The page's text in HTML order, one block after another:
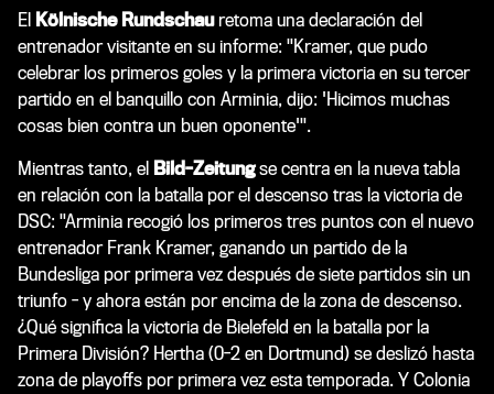
El Kölnische Rundschauretoma una declaración del
entrenador visitante en su informe: "Kramer, que pudo
celebrar los primeros goles y la primera victoria en su tercer
partido en el banquillo con Arminia, dijo: 'Hicimos muchas
cosas bien contra un buen oponente'".
Mientras tanto, el Bild-Zeitungse centra en la nueva tabla
en relación con la batalla por el descenso tras la victoria de
DSC: "Arminia recogió los primeros tres puntos con el nuevo
entrenador Frank Kramer, ganando un partido de la
Bundesliga por primera vez después de siete partidos sin un
triunfo - y ahora están por encima de la zona de descenso.
¿Qué significa la victoria de Bielefeld en la batalla por la
Primera División? Hertha (0-2 en Dortmund) se deslizó hasta
zona de playoffs por primera vez esta temporada. Y Colonia